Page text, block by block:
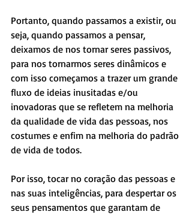
Portanto, quando passamos a existir, ou
seja, quando passamos a pensar,
deixamos de nos tornar seres passivos,
para nos tornarmos seres dinâmicos e
com isso começamos a trazer um grande
fluxo de ideias inusitadas e/ou
inovadoras que se refletem na melhoria
da qualidade de vida das pessoas, nos
costumes e enfim na melhoria do padrão
de vida de todos.
Por isso, tocar no coração das pessoas e
nas suas inteligências, para despertar os
seus pensamentos que garantam de